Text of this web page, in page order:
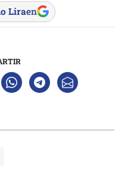
Liraen